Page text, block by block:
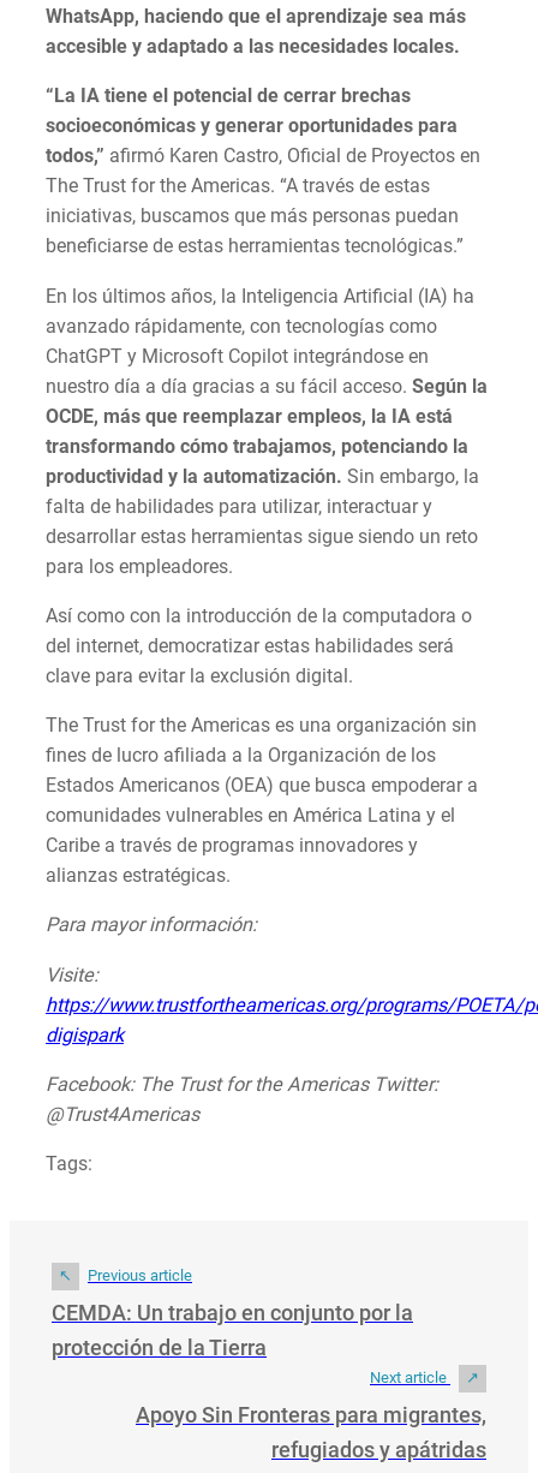
WhatsApp, haciendo que el aprendizaje sea más
accesible y adaptado a las necesidades locales.
“La IA tiene el potencial de cerrar brechas
socioeconómicas y generar oportunidades para
todos,” afirmó Karen Castro, Oficial de Proyectos en
The Trust for the Americas. “A través de estas
iniciativas, buscamos que más personas puedan
beneficiarse de estas herramientas tecnológicas.”
En los últimos años, la Inteligencia Artificial (IA) ha
avanzado rápidamente, con tecnologías como
ChatGPT y Microsoft Copilot integrándose en
nuestro día a día gracias a su fácil acceso. Según la
OCDE, más que reemplazar empleos, la IA está
transformando cómo trabajamos, potenciando la
productividad y la automatización. Sin embargo, la
falta de habilidades para utilizar, interactuar y
desarrollar estas herramientas sigue siendo un reto
para los empleadores.
Así como con la introducción de la computadora o
del internet, democratizar estas habilidades será
clave para evitar la exclusión digital.
The Trust for the Americas es una organización sin
fines de lucro afiliada a la Organización de los
Estados Americanos (OEA) que busca empoderar a
comunidades vulnerables en América Latina y el
Caribe a través de programas innovadores y
alianzas estratégicas.
Para mayor información:
Visite:
https://www.trustfortheamericas.org/programs/POETA/
digispark
Facebook: The Trust for the Americas Twitter:
@Trust4Americas
Tags:
Previous article
CEMDA: Un trabajo en conjunto por la
protección de la Tierra
Next article
Apoyo Sin Fronteras para migrantes,
refugiados y apátridas